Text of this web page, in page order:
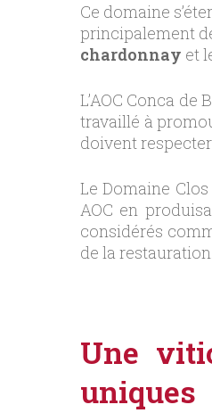
Ce domaine
principalement
chardonnay et
L’AOC Conca
travaillé à
doivent
Le Domaine
AOC en
considérés
de la restauration.
Une
uniques